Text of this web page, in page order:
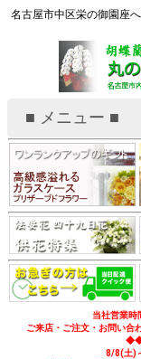
名古屋市中区栄の御園座
■ メニュー ■
当社営業時
ご来店・ご注文・お問い合
◆◆
8/8(土)